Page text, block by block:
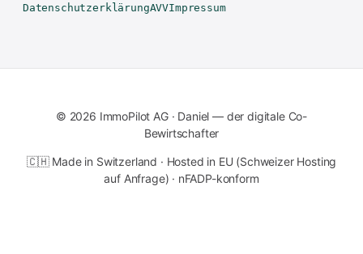
DatenschutzerklärungAVVImpressum
© 2026 ImmoPilot AG · Daniel — der digitale Co-
Bewirtschafter
🇨🇭 Made in Switzerland · Hosted in EU (Schweizer Hosting
auf Anfrage) · nFADP-konform